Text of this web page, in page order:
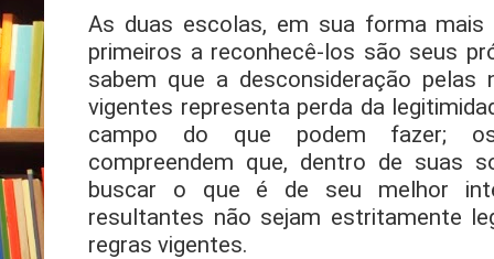
As duas escolas, em sua forma
primeiros a reconhecê-los são seus
sabem que a desconsideração pelas
vigentes representa perda da
campo do que podem fazer; os
compreendem que, dentro de suas
buscar o que é de seu melhor
resultantes não sejam estritamente
regras vigentes.